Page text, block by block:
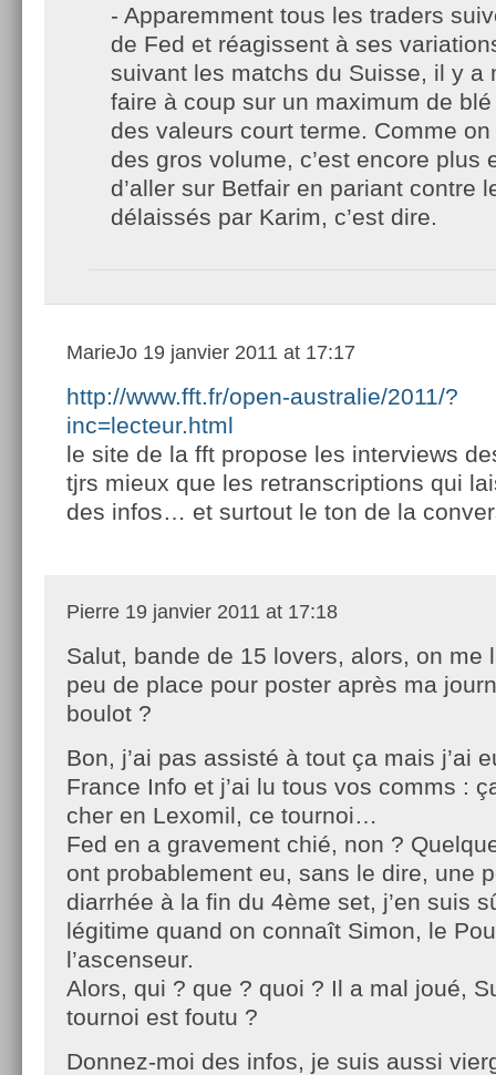
- Apparemment tous les traders
de Fed et réagissent à ses
suivant les matchs du Suisse, il y a
faire à coup sur un maximum de
des valeurs court terme. Comme
des gros volume, c’est encore plus
d’aller sur Betfair en pariant contre
délaissés par Karim, c’est dire.
MarieJo 19 janvier 2011 at 17:17
http://www.fft.fr/open-australie/2011/?
inc=lecteur.html
le site de la fft propose les interviews
tjrs mieux que les retranscriptions qui
des infos… et surtout le ton de la
Pierre 19 janvier 2011 at 17:18
Salut, bande de 15 lovers, alors, on me
peu de place pour poster après ma
boulot ?
Bon, j’ai pas assisté à tout ça mais j’ai
France Info et j’ai lu tous vos comms :
cher en Lexomil, ce tournoi…
Fed en a gravement chié, non ?
ont probablement eu, sans le dire, une
diarrhée à la fin du 4ème set, j’en suis
légitime quand on connaît Simon, le
l’ascenseur.
Alors, qui ? que ? quoi ? Il a mal joué,
tournoi est foutu ?
Donnez-moi des infos, je suis aussi